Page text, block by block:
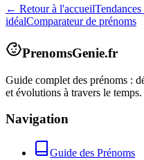
← Retour à l'accueil
idéalComparateur de prénoms
PrenomsGenie.fr
Guide complet des prénoms :
et évolutions à travers le temps.
Navigation
Guide des Prénoms